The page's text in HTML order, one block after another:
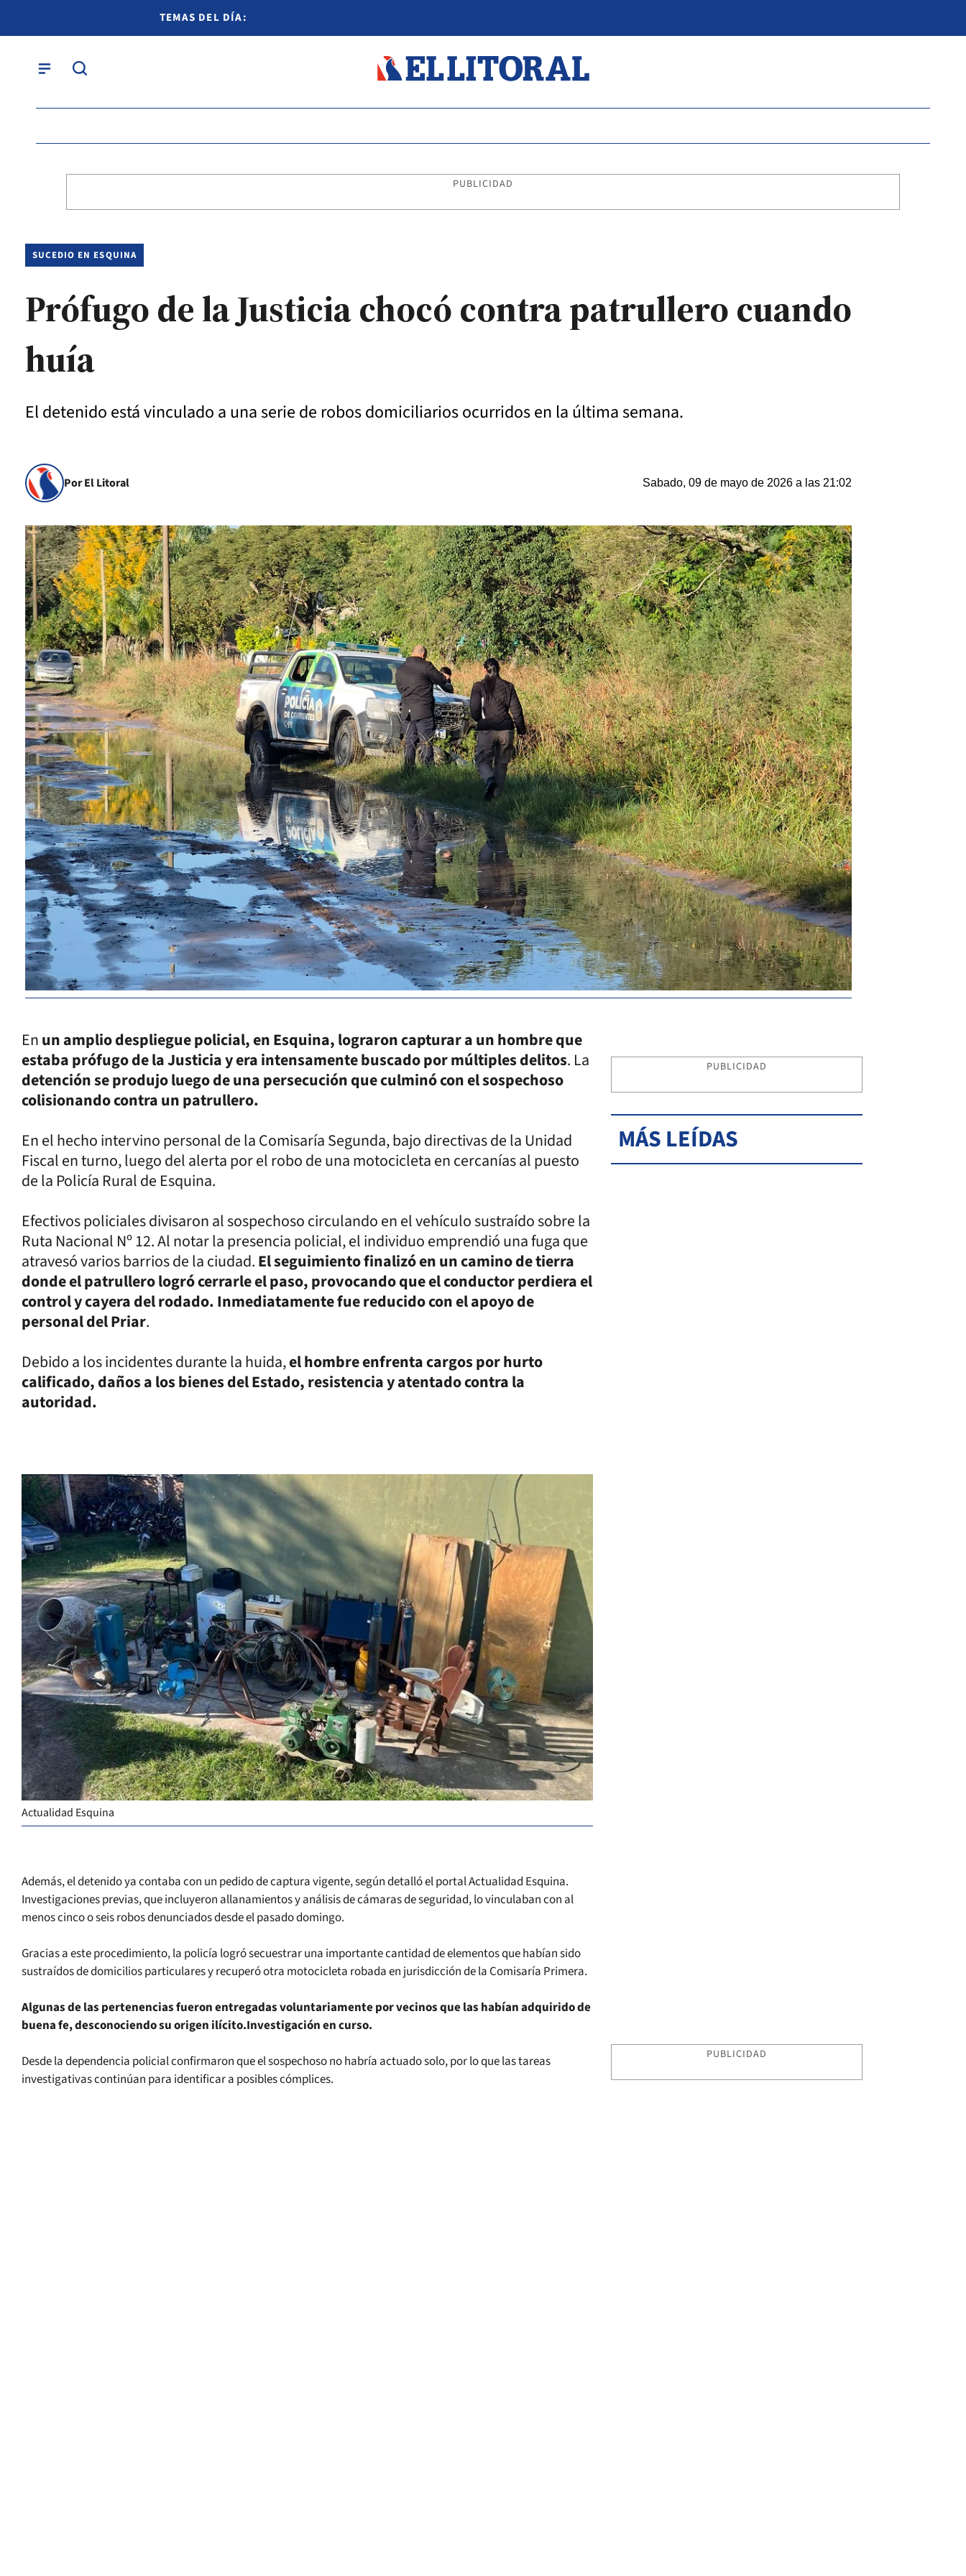
TEMAS DEL DÍA:
PUBLICIDAD
SUCEDIO EN ESQUINA
Prófugo de la Justicia chocó contra patrullero cuando
huía
El detenido está vinculado a una serie de robos domiciliarios ocurridos en la última semana.
Por El Litoral Sabado, 09 de mayo de 2026 a las 21:02
Enun amplio despliegue policial, en Esquina, lograron capturar a un hombre que
estaba prófugo de la Justicia y era intensamente buscado por múltiples delitos. La
detención se produjo luego de una persecución que culminó con el sospechoso
colisionando contra un patrullero.
En el hecho intervino personal de la Comisaría Segunda, bajo directivas de la Unidad
Fiscal en turno, luego del alerta por el robo de una motocicleta en cercanías al puesto
de la Policía Rural de Esquina.
Efectivos policiales divisaron al sospechoso circulando en el vehículo sustraído sobre la
Ruta Nacional Nº 12. Al notar la presencia policial, el individuo emprendió una fuga que
atravesó varios barrios de la ciudad.El seguimiento finalizó en un camino de tierra
donde el patrullero logró cerrarle el paso, provocando que el conductor perdiera el
control y cayera del rodado. Inmediatamente fue reducido con el apoyo de
personal del Priar.
Debido a los incidentes durante la huida,el hombre enfrenta cargos por hurto
calificado, daños a los bienes del Estado, resistencia y atentado contra la
autoridad.
Actualidad Esquina
Además, el detenido ya contaba con un pedido de captura vigente, según detalló el portal Actualidad Esquina.
Investigaciones previas, que incluyeron allanamientos y análisis de cámaras de seguridad, lo vinculaban con al
menos cinco o seis robos denunciados desde el pasado domingo.
Gracias a este procedimiento, la policía logró secuestrar una importante cantidad de elementos que habían sido
sustraídos de domicilios particulares y recuperó otra motocicleta robada en jurisdicción de la Comisaría Primera.
Algunas de las pertenencias fueron entregadas voluntariamente por vecinos que las habían adquirido de
buena fe, desconociendo su origen ilícito.Investigación en curso.
Desde la dependencia policial confirmaron que el sospechoso no habría actuado solo, por lo que las tareas
investigativas continúan para identificar a posibles cómplices.
PUBLICIDAD
MÁS LEÍDAS
PUBLICIDAD